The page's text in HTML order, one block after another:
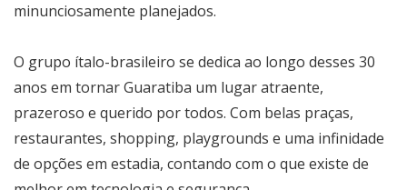
minunciosamente planejados.
O grupo ítalo-brasileiro se dedica ao longo desses 30
anos em tornar Guaratiba um lugar atraente,
prazeroso e querido por todos. Com belas praças,
restaurantes, shopping, playgrounds e uma infinidade
de opções em estadia, contando com o que existe de